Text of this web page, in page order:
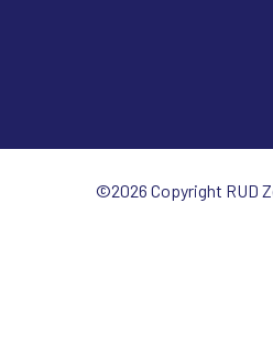
©2026 Copyright RUD